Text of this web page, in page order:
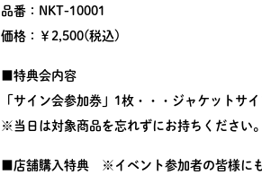
品番：NKT-10001
価格：￥2,500(税込)
■特典会内容
「サイン会参加券」1枚・・・ジャケットサ
※当日は対象商品を忘れずにお持ちください。
■店舗購入特典 ※イベント参加者の皆様にも